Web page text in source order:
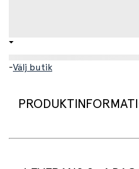
-Välj butik
Två fyrkantiga pärlbrickor för